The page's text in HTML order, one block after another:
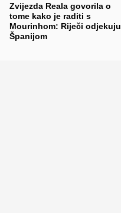
Zvijezda Reala govorila o
tome kako je raditi s
Mourinhom: Riječi odjekuju
Španijom